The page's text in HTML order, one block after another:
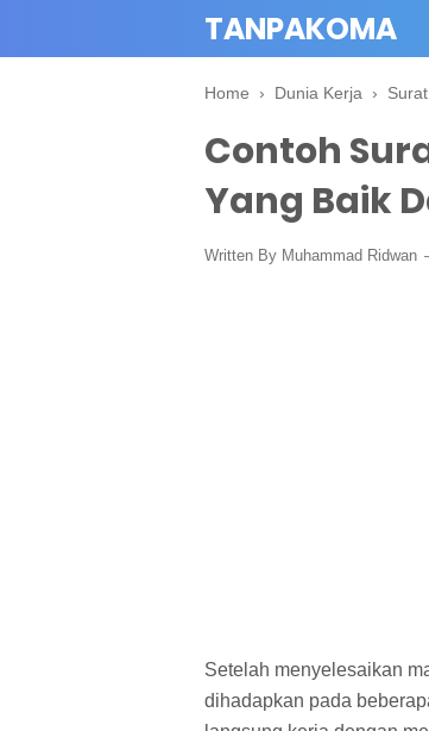
TANPAKOMA
Home › Dunia Kerja ›
Contoh
Yang Baik
Written By Muhammad Ridwan
Setelah menyelesaikan
dihadapkan pada